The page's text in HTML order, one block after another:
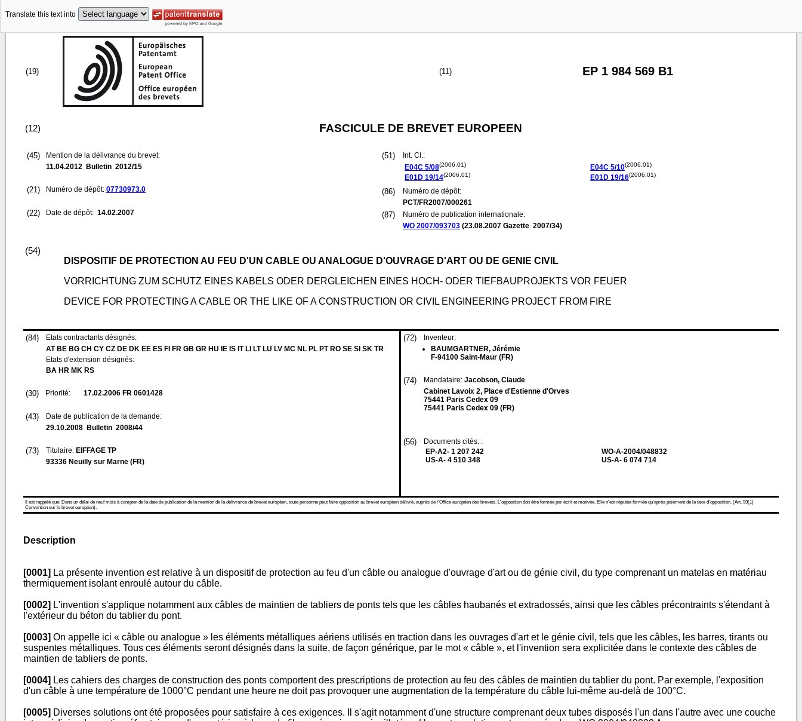
Translate this text into
(19) (11) EP 1 984 569 B1
(12) FASCICULE DE BREVET EUROPEEN
(45)
Mention de la délivrance du brevet:
11.04.2012 Bulletin 2012/15
(21) Numéro de dépôt: 07730973.0
(22) Date de dépôt: 14.02.2007
(51)
Int. Cl.:
E04C 5/08(2006.01)
E01D 19/14(2006.01)
E04C 5/10(2006.01)
E01D 19/16(2006.01)
(86)
Numéro de dépôt:
PCT/FR2007/000261
(87)
Numéro de publication internationale:
WO 2007/093703 (23.08.2007 Gazette 2007/34)
(54)
DISPOSITIF DE PROTECTION AU FEU D'UN CABLE OU ANALOGUE D'OUVRAGE D'ART OU DE GENIE CIVIL
VORRICHTUNG ZUM SCHUTZ EINES KABELS ODER DERGLEICHEN EINES HOCH- ODER TIEFBAUPROJEKTS VOR FEUER
DEVICE FOR PROTECTING A CABLE OR THE LIKE OF A CONSTRUCTION OR CIVIL ENGINEERING PROJECT FROM FIRE
(84)
Etats contractants désignés:
AT BE BG CH CY CZ DE DK EE ES FI FR GB GR HU IE IS IT LI LT LU LV MC NL PL PT RO SE SI SK TR
Etats d'extension désignés:
BA HR MK RS
(30) Priorité: 17.02.2006 FR 0601428
(43)
Date de publication de la demande:
29.10.2008 Bulletin 2008/44
(73) Titulaire: EIFFAGE TP
93336 Neuilly sur Marne (FR)
(72)
Inventeur:
BAUMGARTNER, Jérémie
F-94100 Saint-Maur (FR)
(74) Mandataire: Jacobson, Claude
Cabinet Lavoix 2, Place d'Estienne d'Orves
75441 Paris Cedex 09
75441 Paris Cedex 09 (FR)
(56)
Documents cités: :
EP-A2- 1 207 242
US-A- 4 510 348
WO-A-2004/048832
US-A- 6 074 714
Il est rappelé que: Dans un délai de neuf mois à compter de la date de publication de la mention de la délivrance de brevet européen, toute personne peut faire opposition au brevet européen délivré, auprès de l'Office européen des brevets. L'opposition doit être formée par écrit et motivée. Elle n'est réputée formée qu'après paiement de la taxe d'opposition. (Art. 99(1)
Convention sur le brevet européen).
Description
[0001] La présente invention est relative à un dispositif de protection au feu d'un câble ou analogue d'ouvrage d'art ou de génie civil, du type comprenant un matelas en matériau
thermiquement isolant enroulé autour du câble.
[0002] L'invention s'applique notamment aux câbles de maintien de tabliers de ponts tels que les câbles haubanés et extradossés, ainsi que les câbles précontraints s'étendant à
l'extérieur du béton du tablier du pont.
[0003] On appelle ici « câble ou analogue » les éléments métalliques aériens utilisés en traction dans les ouvrages d'art et le génie civil, tels que les câbles, les barres, tirants ou
suspentes métalliques. Tous ces éléments seront désignés dans la suite, de façon générique, par le mot « câble », et l'invention sera explicitée dans le contexte des câbles de
maintien de tabliers de ponts.
[0004] Les cahiers des charges de construction des ponts comportent des prescriptions de protection au feu des câbles de maintien du tablier du pont. Par exemple, l'exposition
d'un câble à une température de 1000°C pendant une heure ne doit pas provoquer une augmentation de la température du câble lui-même au-delà de 100°C.
[0005] Diverses solutions ont été proposées pour satisfaire à ces exigences. Il s'agit notamment d'une structure comprenant deux tubes disposés l'un dans l'autre avec une couche